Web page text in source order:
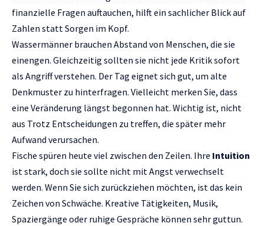
finanzielle Fragen auftauchen, hilft ein sachlicher Blick auf
Zahlen statt Sorgen im Kopf.
Wassermänner brauchen Abstand von Menschen, die sie
einengen. Gleichzeitig sollten sie nicht jede Kritik sofort
als Angriff verstehen. Der Tag eignet sich gut, um alte
Denkmuster zu hinterfragen. Vielleicht merken Sie, dass
eine Veränderung längst begonnen hat. Wichtig ist, nicht
aus Trotz Entscheidungen zu treffen, die später mehr
Aufwand verursachen.
Fische spüren heute viel zwischen den Zeilen. Ihre Intuition
ist stark, doch sie sollte nicht mit Angst verwechselt
werden. Wenn Sie sich zurückziehen möchten, ist das kein
Zeichen von Schwäche. Kreative Tätigkeiten, Musik,
Spaziergänge oder ruhige Gespräche können sehr guttun.